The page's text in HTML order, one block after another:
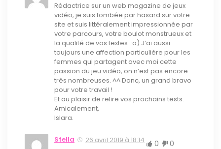
Rédactrice sur un web magazine de jeux
vidéo, je suis tombée par hasard sur votre
site et suis littéralement impressionnée par
votre parcours, votre boulot monstrueux et
la qualité de vos textes. :o) J’ai aussi
toujours une affection particulière pour les
femmes qui partagent avec moi cette
passion du jeu vidéo, on n’est pas encore
très nombreuses. ^^ Donc, un grand bravo
pour votre travail !
Et au plaisir de relire vos prochains tests.
Amicalement,
Islara.
Stella 26 avril 2019 à 18:14 0 0